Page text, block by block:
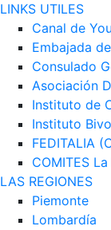
LINKS UTILES
Canal de
Embajada
Consulado
Asociación
Instituto de
Instituto
FEDITALIA
COMITES
LAS REGIONES
Piemonte
Lombardía